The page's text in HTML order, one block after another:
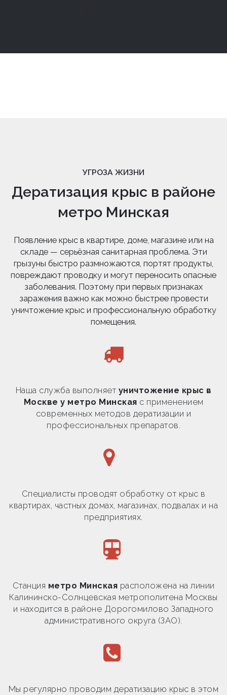
УГРОЗА ЖИЗНИ
Дератизация крыс в районе
метро Минская
Появление крыс в квартире, доме, магазине или на
складе — серьёзная санитарная проблема. Эти
грызуны быстро размножаются, портят продукты,
повреждают проводку и могут переносить опасные
заболевания. Поэтому при первых признаках
заражения важно как можно быстрее провести
уничтожение крыс и профессиональную обработку
помещения.
Наша служба выполняет уничтожение крыс в
Москве у метро Минская с применением
современных методов дератизации и
профессиональных препаратов.
Специалисты проводят обработку от крыс в
квартирах, частных домах, магазинах, подвалах и на
предприятиях.
Станция метро Минская расположена на линии
Калининско-Солнцевская метрополитена Москвы
и находится в районе Дорогомилово Западного
административного округа (ЗАО).
Мы регулярно проводим дератизацию крыс в этом